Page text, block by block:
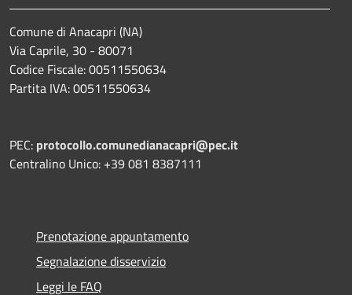
Comune di Anacapri (NA)
Via Caprile, 30 - 80071
Codice Fiscale: 00511550634
Partita IVA: 00511550634
PEC: protocollo.comunedianacapri@pec.it
Centralino Unico: +39 081 8387111
Prenotazione appuntamento
Segnalazione disservizio
Leggi le FAQ